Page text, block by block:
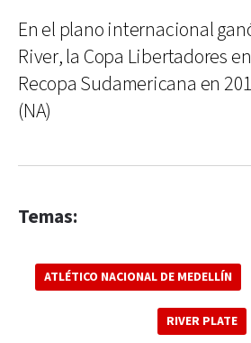
En el plano internacional
River, la Copa Libertadores
Recopa Sudamericana en
(NA)
Temas:
ATLÉTICO NACIONAL DE MEDELLÍN
RIVER PLATE